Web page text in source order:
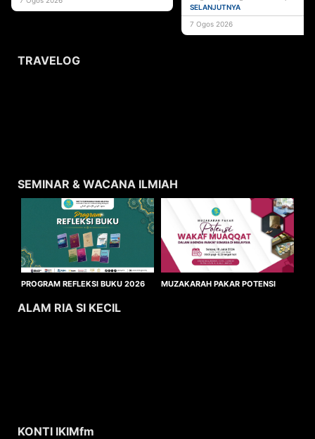
pentadbiran agama Islam serta
SELANJUTNYA
7 Ogos 2026
TRAVELOG
SEMINAR & WACANA ILMIAH
PROGRAM REFLEKSI BUKU 2026
MUZAKARAH PAKAR POTENSI
ALAM RIA SI KECIL
KONTI IKIMfm